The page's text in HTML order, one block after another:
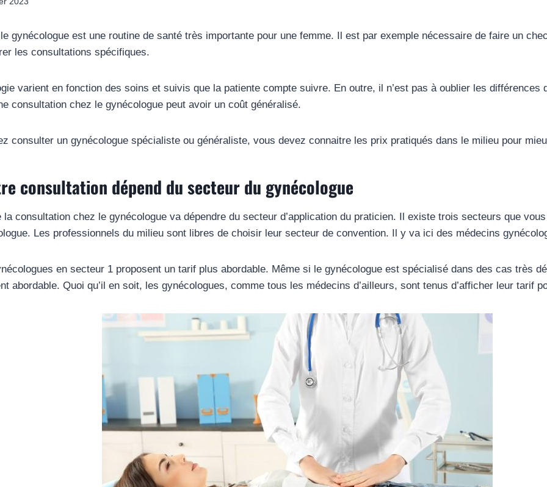
gynécologue est une routine de santé très importante pour une femme. Il est par exemple nécessaire de faire un
les consultations spécifiques.
varient en fonction des soins et suivis que la patiente compte suivre. En outre, il n’est pas à oublier les différences
consultation chez le gynécologue peut avoir un coût généralisé.
consulter un gynécologue spécialiste ou généraliste, vous devez connaitre les prix pratiqués dans le milieu pour
consultation dépend du secteur du gynécologue
consultation chez le gynécologue va dépendre du secteur d’application du praticien. Il existe trois secteurs que
Les professionnels du milieu sont libres de choisir leur secteur de convention. Il y va ici des médecins
en secteur 1 proposent un tarif plus abordable. Même si le gynécologue est spécialisé dans des cas très
abordable. Quoi qu’il en soit, les gynécologues, comme tous les médecins d’ailleurs, sont tenus d’afficher leur tarif